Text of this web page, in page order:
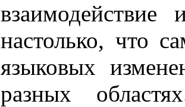
настолько, что
языковых
разных